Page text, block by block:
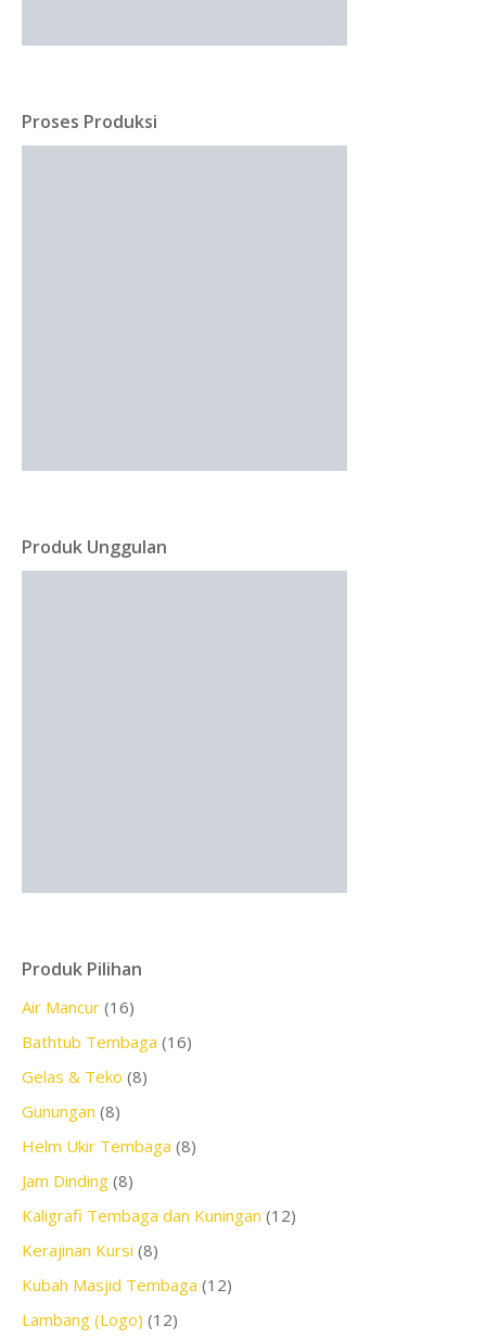
Proses Produksi
Produk Unggulan
Produk Pilihan
Air Mancur (16)
Bathtub Tembaga (16)
Gelas & Teko (8)
Gunungan (8)
Helm Ukir Tembaga (8)
Jam Dinding (8)
Kaligrafi Tembaga dan Kuningan (12)
Kerajinan Kursi (8)
Kubah Masjid Tembaga (12)
Lambang (Logo) (12)